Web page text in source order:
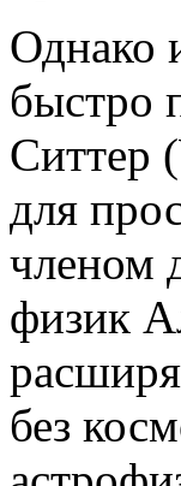
Однако
быстро
Ситтер
для
членом
физик
без